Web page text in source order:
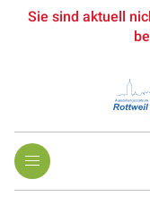
Sie sind aktuell